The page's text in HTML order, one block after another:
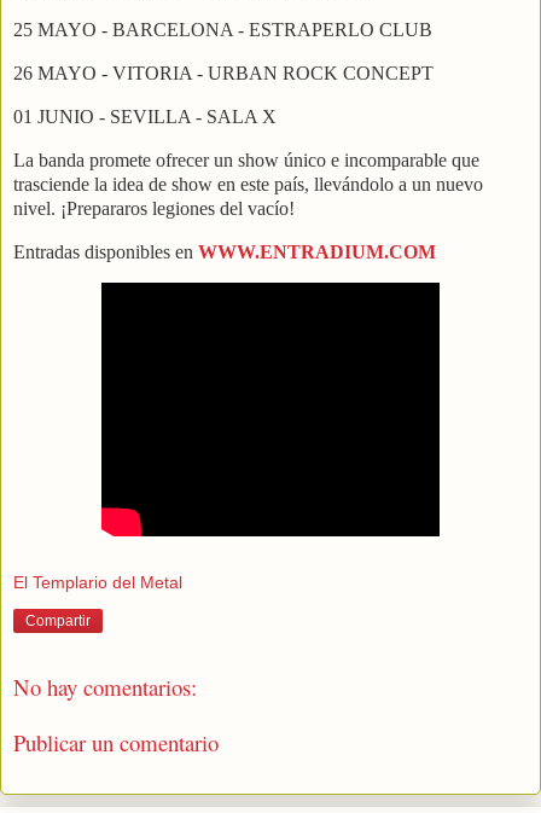
25 MAYO - BARCELONA - ESTRAPERLO CLUB
26 MAYO - VITORIA - URBAN ROCK CONCEPT
01 JUNIO - SEVILLA - SALA X
La banda promete ofrecer un show único e incomparable que
trasciende la idea de show en este país, llevándolo a un nuevo
nivel. ¡Prepararos legiones del vacío!
Entradas disponibles en WWW.ENTRADIUM.COM
El Templario del Metal
Compartir
No hay comentarios:
Publicar un comentario